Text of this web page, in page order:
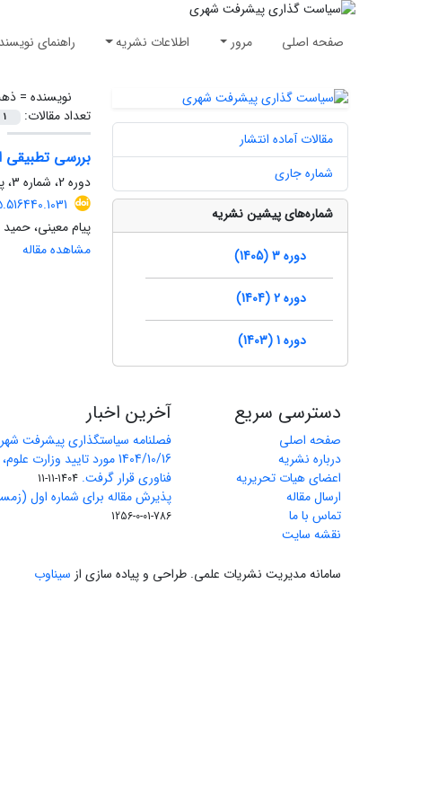
صفحه اصلی مرور اطلاعات نشریه راهنمای
نویسنده =
تعداد مقالات:
1
بررسی تطبیقی
دوره 2، شماره 3، پاییز 1404، صفحه
پیام معینی،
مشاهده مقاله
مقالات آماده انتشار
شماره جاری
شماره‌های پیشین نشریه
دوره 3 (1405)
دوره 2 (1404)
دوره 1 (1403)
دسترسی سریع
صفحه اصلی
درباره نشریه
اعضای هیات تحریریه
ارسال مقاله
تماس با ما
نقشه سایت
آخرین اخبار
فصلنامه سیاستگذاری پیشرفت
1404/10/16 مورد تایید وزارت
فناوری قرار گرفت. 1404-11-11
پذیرش مقاله برای شماره اول (زمستان
786-01-0-1256
سامانه مدیریت نشریات علمی. طراحی و پیاده سازی از سیناوب